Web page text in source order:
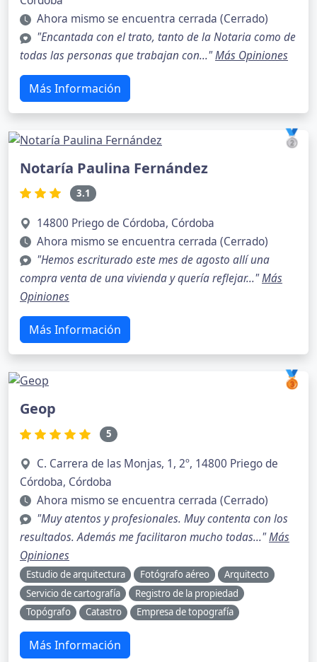
Ahora mismo se encuentra cerrada (Cerrado)
"Encantada con el trato, tanto de la Notaria como de
todas las personas que trabajan con..."Más Opiniones
Más Información
🥈
Notaría Paulina Fernández
3.1
14800 Priego de Córdoba, Córdoba
Ahora mismo se encuentra cerrada (Cerrado)
"Hemos escriturado este mes de agosto allí una
compra venta de una vivienda y quería reflejar..."Más
Opiniones
Más Información
🥉
Geop
5
C. Carrera de las Monjas, 1, 2º, 14800 Priego de
Córdoba, Córdoba
Ahora mismo se encuentra cerrada (Cerrado)
"Muy atentos y profesionales. Muy contenta con los
resultados. Además me facilitaron mucho todas..."Más
Opiniones
Estudio de arquitectura Fotógrafo aéreo
Arquitecto
Servicio de cartografía
Registro de la propiedad
Topógrafo
Catastro Empresa de topografía
Más Información